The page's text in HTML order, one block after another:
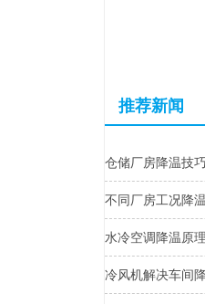
推荐新闻
仓储厂房降温技
不同厂房工况降
水冷空调降温原
冷风机解决车间